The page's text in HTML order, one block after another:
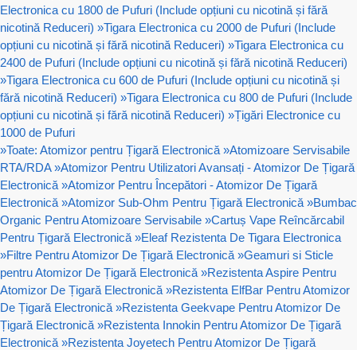
Electronica cu 1800 de Pufuri (Include opțiuni cu nicotină și fără
nicotină Reduceri) »Tigara Electronica cu 2000 de Pufuri (Include
opțiuni cu nicotină și fără nicotină Reduceri) »Tigara Electronica cu
2400 de Pufuri (Include opțiuni cu nicotină și fără nicotină Reduceri)
»Tigara Electronica cu 600 de Pufuri (Include opțiuni cu nicotină și
fără nicotină Reduceri) »Tigara Electronica cu 800 de Pufuri (Include
opțiuni cu nicotină și fără nicotină Reduceri) »Țigări Electronice cu
1000 de Pufuri
»Toate: Atomizor pentru Țigară Electronică »Atomizoare Servisabile
RTA/RDA »Atomizor Pentru Utilizatori Avansați - Atomizor De Țigară
Electronică »Atomizor Pentru Începători - Atomizor De Țigară
Electronică »Atomizor Sub-Ohm Pentru Țigară Electronică »Bumbac
Organic Pentru Atomizoare Servisabile »Cartuș Vape Reîncărcabil
Pentru Țigară Electronică »Eleaf Rezistenta De Tigara Electronica
»Filtre Pentru Atomizor De Țigară Electronică »Geamuri si Sticle
pentru Atomizor De Țigară Electronică »Rezistenta Aspire Pentru
Atomizor De Țigară Electronică »Rezistenta ElfBar Pentru Atomizor
De Țigară Electronică »Rezistenta Geekvape Pentru Atomizor De
Țigară Electronică »Rezistenta Innokin Pentru Atomizor De Țigară
Electronică »Rezistenta Joyetech Pentru Atomizor De Țigară